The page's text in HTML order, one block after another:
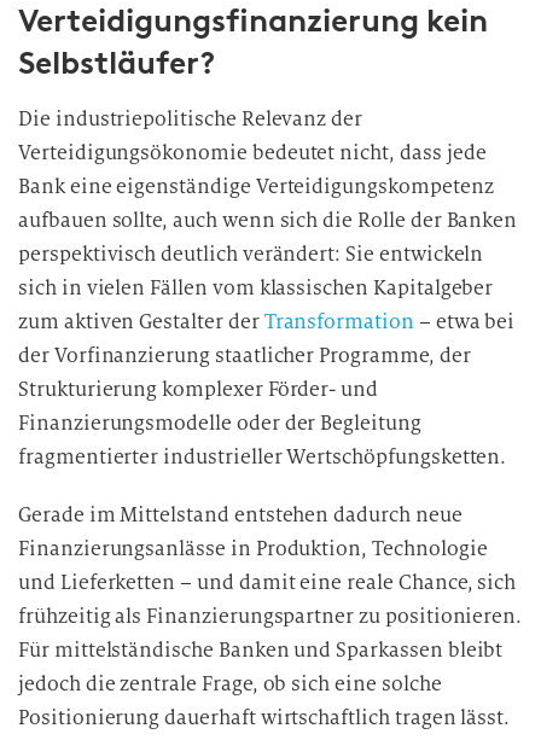
Verteidigungsfinanzierung kein
Selbstläufer?
Die industriepolitische Relevanz der
Verteidigungsökonomie bedeutet nicht, dass jede
Bank eine eigenständige Verteidigungskompetenz
aufbauen sollte, auch wenn sich die Rolle der Banken
perspektivisch deutlich verändert: Sie entwickeln
sich in vielen Fällen vom klassischen Kapitalgeber
zum aktiven Gestalter derTransformation – etwa bei
der Vorfinanzierung staatlicher Programme, der
Strukturierung komplexer Förder- und
Finanzierungsmodelle oder der Begleitung
fragmentierter industrieller Wertschöpfungsketten.
Gerade im Mittelstand entstehen dadurch neue
Finanzierungsanlässe in Produktion, Technologie
und Lieferketten – und damit eine reale Chance, sich
frühzeitig als Finanzierungspartner zu positionieren.
Für mittelständische Banken und Sparkassen bleibt
jedoch die zentrale Frage, ob sich eine solche
Positionierung dauerhaft wirtschaftlich tragen lässt.